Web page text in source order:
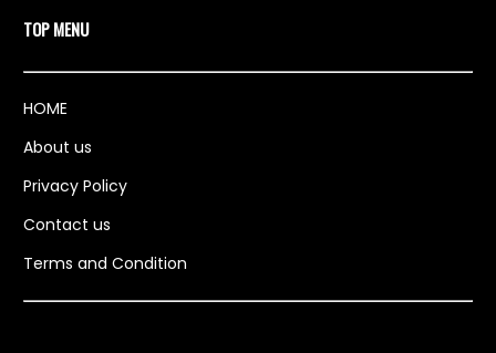
TOP MENU
HOME
About us
Privacy Policy
Contact us
Terms and Condition